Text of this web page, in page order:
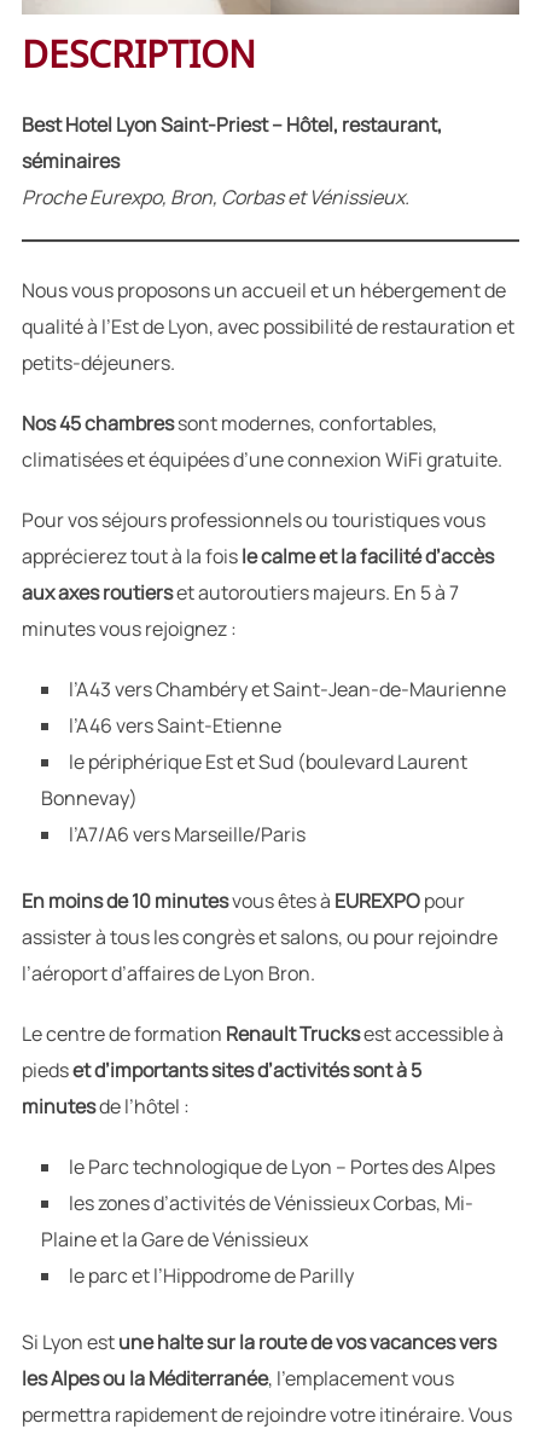
DESCRIPTION
Best Hotel Lyon Saint-Priest – Hôtel, restaurant,
séminaires
Proche Eurexpo, Bron, Corbas et Vénissieux.
Nous vous proposons un accueil et un hébergement de
qualité à l’Est de Lyon, avec possibilité de restauration et
petits-déjeuners.
Nos 45 chambressont modernes, confortables,
climatisées et équipées d’une connexion WiFi gratuite.
Pour vos séjours professionnels ou touristiques vous
apprécierez tout à la foisle calme et la facilité d’accès
aux axes routierset autoroutiers majeurs. En 5 à 7
minutes vous rejoignez :
l’A43 vers Chambéry et Saint-Jean-de-Maurienne
l’A46 vers Saint-Etienne
le périphérique Est et Sud (boulevard Laurent
Bonnevay)
l’A7/A6 vers Marseille/Paris
En moins de 10 minutesvous êtes à EUREXPOpour
assister à tous les congrès et salons, ou pour rejoindre
l’aéroport d’affaires de Lyon Bron.
Le centre de formation Renault Trucksest accessible à
piedset d’importants sites d’activités sont à5
minutesde l’hôtel :
le Parc technologique de Lyon – Portes des Alpes
les zones d’activités de Vénissieux Corbas, Mi-
Plaine et la Gare de Vénissieux
le parc et l’Hippodrome de Parilly
Si Lyon estune halte sur la route de vos vacances vers
les Alpes ou la Méditerranée, l’emplacement vous
permettra rapidement de rejoindre votre itinéraire. Vous